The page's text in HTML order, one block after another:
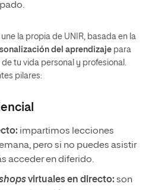
la propia de UNIR, basada en la
del aprendizaje para
tu vida personal y profesional.
pilares:
impartimos lecciones
pero si no puedes asistir
acceder en diferido.
virtuales en directo: son